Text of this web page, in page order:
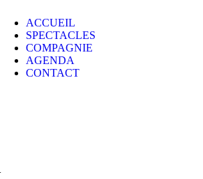
ACCUEIL
SPECTACLES
COMPAGNIE
AGENDA
CONTACT